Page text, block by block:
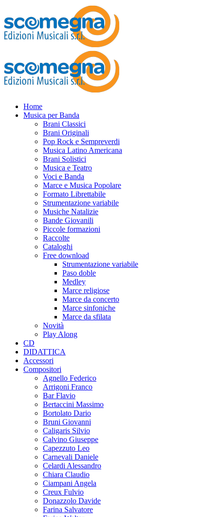
Home
Musica per Banda
Brani Classici
Brani Originali
Pop Rock e Sempreverdi
Musica Latino Americana
Brani Solistici
Musica e Teatro
Voci e Banda
Marce e Musica Popolare
Formato Librettabile
Strumentazione variabile
Musiche Natalizie
Bande Giovanili
Piccole formazioni
Raccolte
Cataloghi
Free download
Strumentazione variabile
Paso doble
Medley
Marce religiose
Marce da concerto
Marce sinfoniche
Marce da sfilata
Novità
Play Along
CD
DIDATTICA
Accessori
Compositori
Agnello Federico
Arrigoni Franco
Bar Flavio
Bertaccini Massimo
Bortolato Dario
Bruni Giovanni
Caligaris Silvio
Calvino Giuseppe
Capezzuto Leo
Carnevali Daniele
Celardi Alessandro
Chiara Claudio
Ciampani Angela
Creux Fulvio
Donazzolo Davide
Farina Salvatore